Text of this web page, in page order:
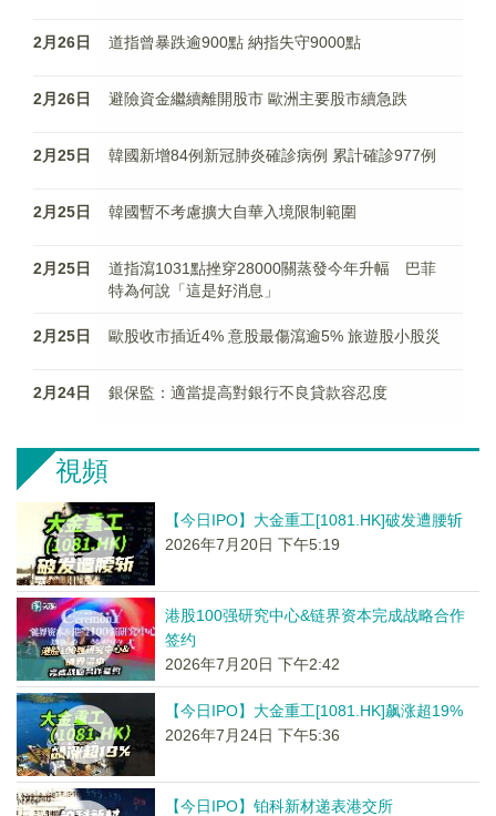
2月26日 道指曾暴跌逾900點 納指失守9000點
2月26日 避險資金繼續離開股市 歐洲主要股市續急跌
2月25日 韓國新增84例新冠肺炎確診病例 累計確診977例
2月25日 韓國暫不考慮擴大自華入境限制範圍
2月25日
道指瀉1031點挫穿28000關蒸發今年升幅 巴菲
特為何說「這是好消息」
2月25日 歐股收市插近4% 意股最傷瀉逾5% 旅遊股小股災
2月24日 銀保監：適當提高對銀行不良貸款容忍度
視頻
【今日IPO】大金重工[1081.HK]破发遭腰斩
2026年7月20日 下午5:19
港股100强研究中心&链界资本完成战略合作
签约
2026年7月20日 下午2:42
【今日IPO】大金重工[1081.HK]飙涨超19%
2026年7月24日 下午5:36
【今日IPO】铂科新材递表港交所